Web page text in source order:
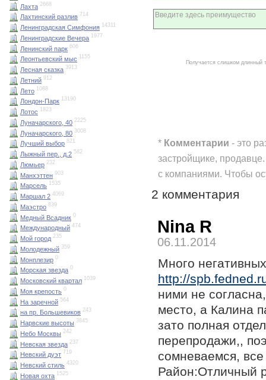
Лахта 2668
Лахтинский разлив 714
Ленинградская Симфония 14311
Ленинградские Вечера 1977
Ленинский парк 606
Леонтьевский мыс 1155
Лесная сказка 3913
Летний 912
Лето 1088
Лондон-Парк 13190
Лотос 1823
Луначарского, 40 2225
Луначарского, 80 3008
Лучший выбор 821
Лыжный пер., д.2 582
Люмьер 232
Манхэттен 903
Марсель 1535
Маршал 2 4069
Маэстро 839
Медный Всадник 0
Международный 474
Мой город 235
Молодежный 359
Монплезир 0
Морская звезда 0
Московский квартал 1039
Моя крепость 0
На заречной 564
на пр. Большевиков 243
Нарвские высоты 3845
Небо Москвы 242
Невская звезда 237
Невский дуэт 719
Невский стиль 4320
Новая охта 1525
Получается слишком длинный
* Комментарии - это
застройщике,
с компаниями. Чтобы
2 комментария
Nina R
06.11.2014
Много
http://
ними не
место, а Калина
зато полная
перепродажи,,
сомневаемся,
Район:Отличный